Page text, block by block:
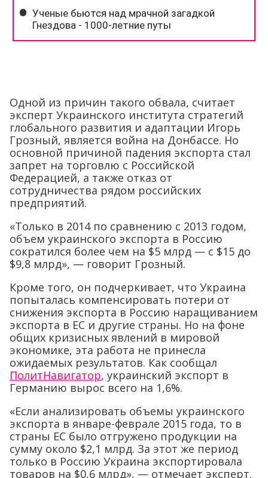
Одной из причин такого обвала, считает
эксперт Украинского института стратегий
глобального развития и адаптации Игорь
Грозный, является война на Донбассе. Но
основной причиной падения экспорта стал
запрет на торговлю с Российской
Федерацией, а также отказ от
сотрудничества рядом российских
предприятий.
«Только в 2014 по сравнению с 2013 годом,
объем украинского экспорта в Россию
сократился более чем на $5 млрд — с $15 до
$9,8 млрд», — говорит Грозный.
Кроме того, он подчеркивает, что Украина
попыталась компенсировать потери от
снижения экспорта в Россию наращиванием
экспорта в ЕС и другие страны. Но на фоне
общих кризисных явлений в мировой
экономике, эта работа не принесла
ожидаемых результатов. Как сообщал
ПолитНавигатор, украинский экспорт в
Германию вырос всего на 1,6%.
«Если анализировать объемы украинского
экспорта в январе-феврале 2015 года, то в
страны ЕС было отгружено продукции на
сумму около $2,1 млрд. За этот же период
только в Россию Украина экспортировала
товаров на $0,6 млрд», — отмечает эксперт.